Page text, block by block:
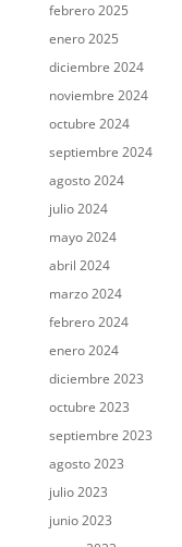
febrero 2025
enero 2025
diciembre 2024
noviembre 2024
octubre 2024
septiembre 2024
agosto 2024
julio 2024
mayo 2024
abril 2024
marzo 2024
febrero 2024
enero 2024
diciembre 2023
octubre 2023
septiembre 2023
agosto 2023
julio 2023
junio 2023